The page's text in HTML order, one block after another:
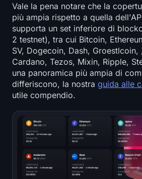
Vale la pena notare che la
più ampia rispetto a quella
supporta un set inferiore di
2 testnet), tra cui Bitcoin,
SV, Dogecoin, Dash, Groestlcoin,
Cardano, Tezos, Mixin, Ripple,
una panoramica più ampia di
differiscono, la nostra guida alle
utile compendio.